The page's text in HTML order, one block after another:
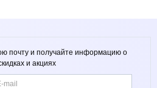
почту и получайте информацию о
и акциях